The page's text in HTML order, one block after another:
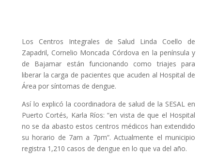
Los Centros Integrales de Salud Linda Coello de
Zapadril, Cornelio Moncada Córdova en la península y
de Bajamar están funcionando como triajes para
liberar la carga de pacientes que acuden al Hospital de
Área por síntomas de dengue.
Así lo explicó la coordinadora de salud de la SESAL en
Puerto Cortés, Karla Ríos: “en vista de que el Hospital
no se da abasto estos centros médicos han extendido
su horario de 7am a 7pm”. Actualmente el municipio
registra 1,210 casos de dengue en lo que va del año.